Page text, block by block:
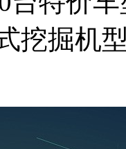
挖掘机